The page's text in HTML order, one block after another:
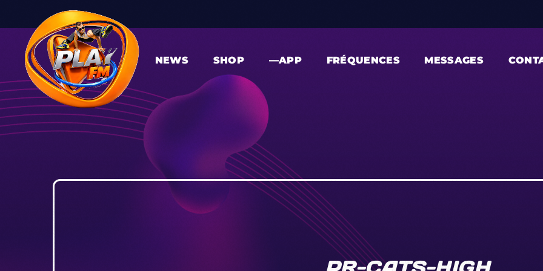
NEWS SHOP —APP FRÉQUENCES MESSAGES